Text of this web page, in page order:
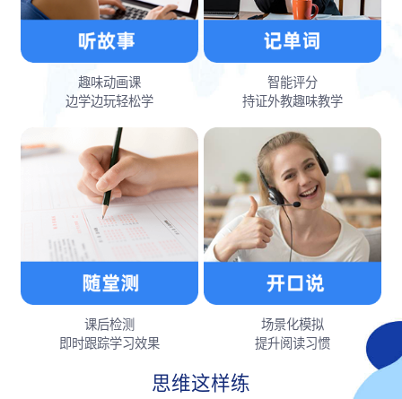
趣味动画课
边学边玩轻松学
智能评分
持证外教趣味教学
课后检测
即时跟踪学习效果
场景化模拟
提升阅读习惯
思维这样练